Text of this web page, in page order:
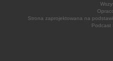
Strona zaprojektowana na
Podcast